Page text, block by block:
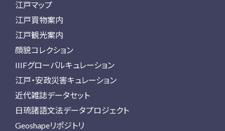
江戸マップ
江戸買物案内
江戸観光案内
顔貌コレクション
IIIFグローバルキュレーション
江戸・安政災害キュレーション
近代雑誌データセット
日琉諸語文法データプロジェクト
Geoshapeリポジトリ